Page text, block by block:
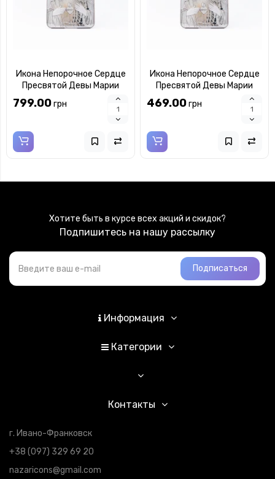
Икона Непорочное Сердце
Пресвятой Девы Марии
7х10см MB/E981/4X
799.00грн
Икона Непорочное Сердце
Пресвятой Девы Марии
5x6,5см MB/E981/5X
469.00грн
Хотите быть в курсе всех акций и скидок?
Подпишитесь на нашу рассылку
Подписаться
Информация
Категории
Контакты
г. Ивано-Франковск
+38 (097) 329 69 20
nazaricons@gmail.com